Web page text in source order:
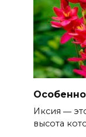
Иксия ―
высота